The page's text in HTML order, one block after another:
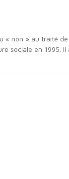
sociale en 1995.